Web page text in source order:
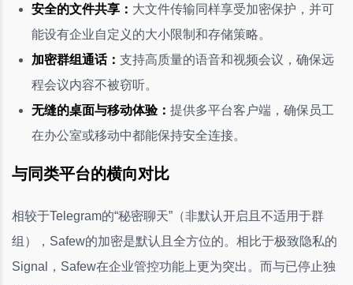
安全的文件共享： 大文件传输同样享受加密保护，并可
能设有企业自定义的大小限制和存储策略。
加密群组通话： 支持高质量的语音和视频会议，确保远
程会议内容不被窃听。
无缝的桌面与移动体验： 提供多平台客户端，确保员工
在办公室或移动中都能保持安全连接。
与同类平台的横向对比
相较于Telegram的“秘密聊天”（非默认开启且不适用于群
组），Safew的加密是默认且全方位的。相比于极致隐私的
Signal，Safew在企业管控功能上更为突出。而与已停止独